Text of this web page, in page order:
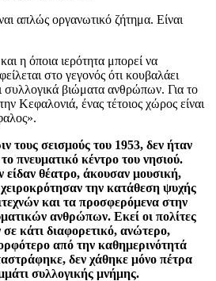
απλώς οργανωτικό ζήτημα. Είναι
η όποια ιερότητα μπορεί να
στο γεγονός ότι κουβαλάει
συλλογικά βιώματα ανθρώπων. Για το
Κεφαλονιά, ένας τέτοιος χώρος είναι
τους σεισμούς του 1953, δεν ήταν
πνευματικό κέντρο του νησιού.
είδαν θέατρο, άκουσαν μουσική,
την κατάθεση ψυχής
και τα προσφερόμενα στην
ανθρώπων. Εκεί οι πολίτες
σε κάτι διαφορετικό, ανώτερο,
από την καθημερινότητά
δεν χάθηκε μόνο πέτρα
συλλογικής μνήμης.